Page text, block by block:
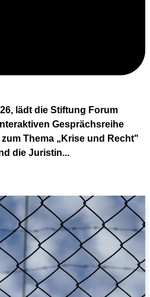
lädt die Stiftung Forum
Gesprächsreihe
zum Thema „Krise und Recht"
die Juristin...